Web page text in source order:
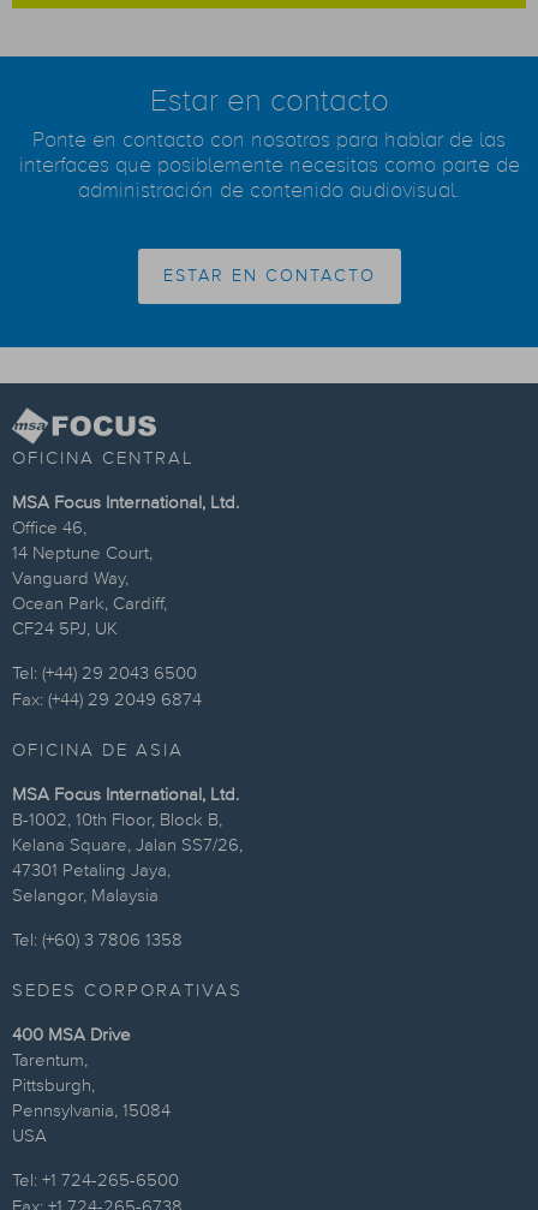
Estar en contacto
Ponte en contacto con nosotros para hablar de las
interfaces que posiblemente necesitas como parte de
administración de contenido audiovisual.
ESTAR EN CONTACTO
OFICINA CENTRAL
MSA Focus International, Ltd.
Office 46,
14 Neptune Court,
Vanguard Way,
Ocean Park, Cardiff,
CF24 5PJ, UK
Tel: (+44) 29 2043 6500
Fax: (+44) 29 2049 6874
OFICINA DE ASIA
MSA Focus International, Ltd.
B-1002, 10th Floor, Block B,
Kelana Square, Jalan SS7/26,
47301 Petaling Jaya,
Selangor, Malaysia
Tel: (+60) 3 7806 1358
SEDES CORPORATIVAS
400 MSA Drive
Tarentum,
Pittsburgh,
Pennsylvania, 15084
USA
Tel: +1 724-265-6500